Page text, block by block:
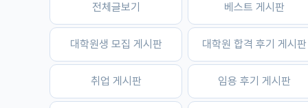
전체글보기 베스트 게시판
대학원생 모집 게시판 대학원 합격 후기 게시판
취업 게시판 임용 후기 게시판